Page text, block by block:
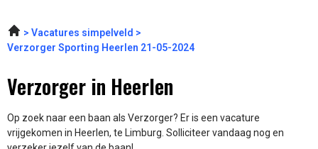
Vacatures simpelveld
Verzorger Sporting Heerlen 21-05-2024
Verzorger in Heerlen
Op zoek naar een baan als Verzorger? Er is een vacature
vrijgekomen in Heerlen, te Limburg. Solliciteer vandaag nog en